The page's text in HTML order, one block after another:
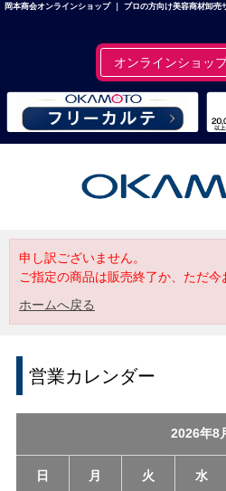
岡本商会オンラインショップ ｜ プロの方向け美容商材卸売
オンラインショッ
申し訳ございません。
ご指定の商品は販売終了か、ただ今
ホームへ戻る
営業カレンダー
2026年8
日 月 火 水